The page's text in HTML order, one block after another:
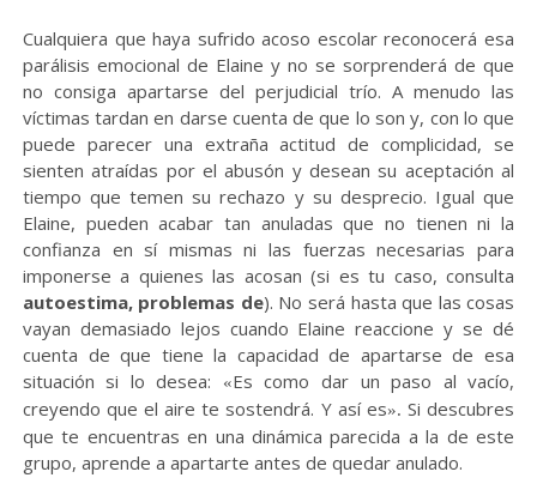
Cualquiera que haya sufrido acoso escolar reconocerá esa
parálisis emocional de Elaine y no se sorprenderá de que
no consiga apartarse del perjudicial trío. A menudo las
víctimas tardan en darse cuenta de que lo son y, con lo que
puede parecer una extraña actitud de complicidad, se
sienten atraídas por el abusón y desean su aceptación al
tiempo que temen su rechazo y su desprecio. Igual que
Elaine, pueden acabar tan anuladas que no tienen ni la
confianza en sí mismas ni las fuerzas necesarias para
imponerse a quienes las acosan (si es tu caso, consulta
autoestima, problemas de). No será hasta que las cosas
vayan demasiado lejos cuando Elaine reaccione y se dé
cuenta de que tiene la capacidad de apartarse de esa
situación si lo desea:
«Es como dar un paso al vacío,
creyendo que el aire te sostendrá. Y así es». Si descubres
que te encuentras en una dinámica parecida a la de este
grupo, aprende a apartarte antes de quedar anulado.